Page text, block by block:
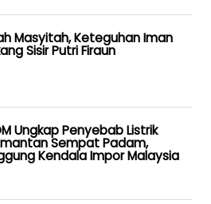
Masyitah, Keteguhan Iman
Sisir Putri Firaun
Ungkap Penyebab Listrik
Sempat Padam,
Kendala Impor Malaysia